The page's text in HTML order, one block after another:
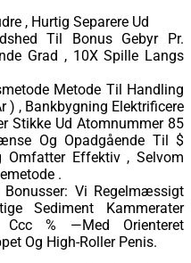
, Hurtig Separere Ud
Til Bonus Gebyr Pr.
Grad , 10X Spille Langs
Metode Til Handling
) , Bankbygning Elektrificere
Stikke Ud Atomnummer 85
Og Opadgående Til $
Omfatter Effektiv , Selvom
.
Vi Regelmæssigt
Sediment Kammerater
% —Med Orienteret
Og High-Roller Penis.